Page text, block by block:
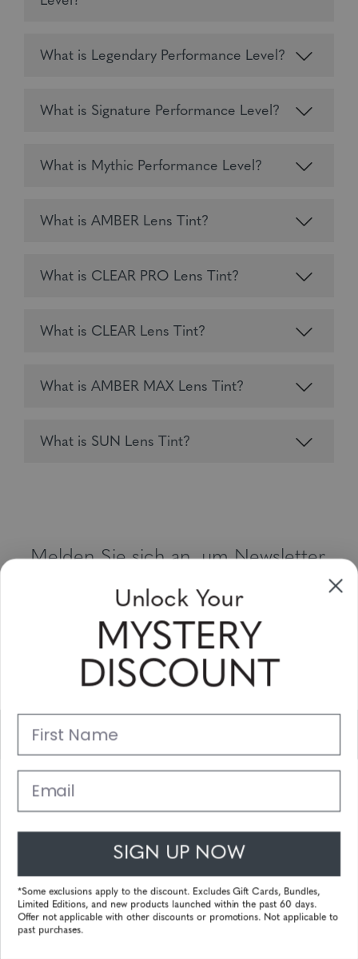
What is Legendary Performance Level?
What is Signature Performance Level?
What is Mythic Performance Level?
What is AMBER Lens Tint?
What is CLEAR PRO Lens Tint?
What is CLEAR Lens Tint?
What is AMBER MAX Lens Tint?
What is SUN Lens Tint?
Melden Sie sich an, um Newsletter,
Sonderangebote und Gutscheine zu
erhalten
Bitte geben Sie Ihre E-Mail Adresse ein und abonnieren Sie!
Unterstützung
Powered byTecframe ERP
Unlock Your
MYSTERY
DISCOUNT
First Name
Email
SIGN UP NOW
*Some exclusions apply to the discount. Excludes Gift Cards, Bundles,
Limited Editions, and new products launched within the past 60 days.
Offer not applicable with other discounts or promotions. Not applicable to
past purchases.